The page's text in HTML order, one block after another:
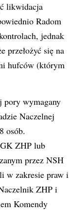
likwidacja
Radom
jednak
przełożyć się na
hufców (którym
pory wymagany
Naczelnej
osób.
GK ZHP lub
przez NSH
w zakresie praw i
ZHP i
Komendy